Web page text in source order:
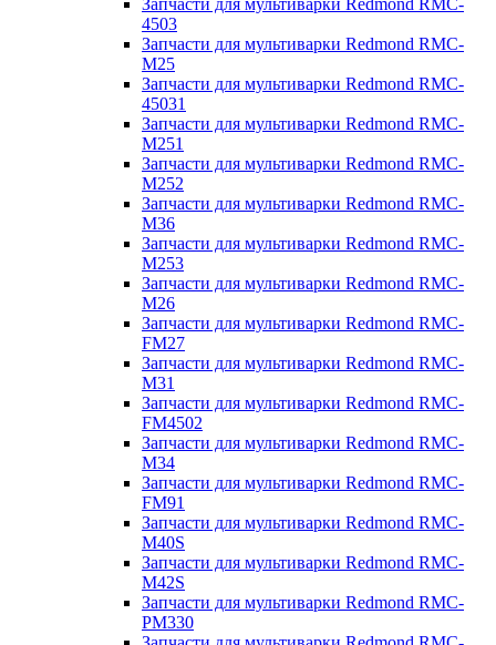
Запчасти для мультиварки Redmond RMC-
4503
Запчасти для мультиварки Redmond RMC-
M25
Запчасти для мультиварки Redmond RMC-
45031
Запчасти для мультиварки Redmond RMC-
M251
Запчасти для мультиварки Redmond RMC-
M252
Запчасти для мультиварки Redmond RMC-
M36
Запчасти для мультиварки Redmond RMC-
M253
Запчасти для мультиварки Redmond RMC-
M26
Запчасти для мультиварки Redmond RMC-
FM27
Запчасти для мультиварки Redmond RMC-
M31
Запчасти для мультиварки Redmond RMC-
FM4502
Запчасти для мультиварки Redmond RMC-
M34
Запчасти для мультиварки Redmond RMC-
FM91
Запчасти для мультиварки Redmond RMC-
M40S
Запчасти для мультиварки Redmond RMC-
M42S
Запчасти для мультиварки Redmond RMC-
PM330